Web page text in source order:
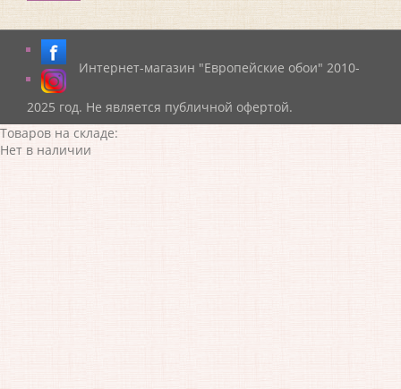
Интернет-магазин "Европейские обои" 2010-
2025 год. Не является публичной офертой.
Товаров на складе:
Нет в наличии